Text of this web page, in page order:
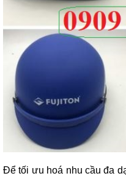
Để tối ưu hoá nhu cầu đa